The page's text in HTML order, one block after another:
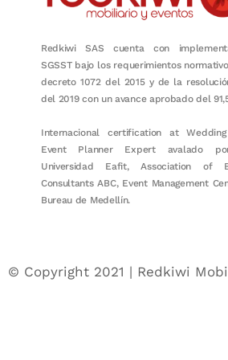
Redkiwi SAS cuenta con
SGSST bajo los requerimientos
decreto 1072 del 2015 y de la
del 2019 con un avance aprobado del
Internacional certification at
Event Planner Expert avalado
Universidad Eafit, Association of
Consultants ABC, Event Management
Bureau de Medellín.
© Copyright 2021 | Redkiwi